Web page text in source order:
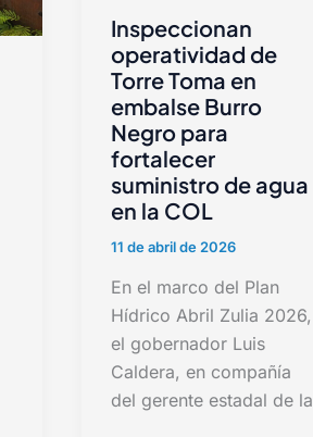
Inspeccionan
operatividad de
Torre Toma en
embalse Burro
Negro para
fortalecer
suministro de agua
en la COL
11 de abril de 2026
En el marco del Plan
Hídrico Abril Zulia 2026,
el gobernador Luis
Caldera, en compañía
del gerente estadal de la